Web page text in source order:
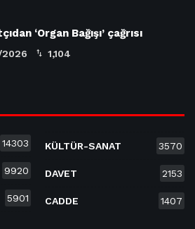
‘Organ Bağışı’ çağrısı
1,104
14303
9920
5901
KÜLTÜR-SANAT 3570
DAVET 2153
CADDE 1407